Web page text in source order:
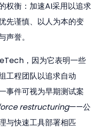
权衡：加速AI采用以追求
先谨慎、以人为本的变
誉。
，因为它表明一些
工程团队以追求自动
事件可视为早期测试案
restructuring——公
与快速工具部署相匹